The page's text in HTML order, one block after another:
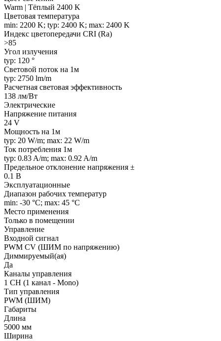
Warm | Тёплый 2400 K
Цветовая температура
min: 2200 K; typ: 2400 K; max: 2400 K
Индекс цветопередачи CRI (Ra)
>85
Угол излучения
typ: 120 °
Световой поток на 1м
typ: 2750 lm/m
Расчетная световая эффективность
138 лм/Вт
Электрические
Напряжение питания
24 V
Мощность на 1м
typ: 20 W/m; max: 22 W/m
Ток потребления 1м
typ: 0.83 A/m; max: 0.92 A/m
Предельное отклонение напряжения ±
0.1 В
Эксплуатационные
Диапазон рабочих температур
min: -30 °C; max: 45 °C
Место применения
Только в помещении
Управление
Входной сигнал
PWM СV (ШИМ по напряжению)
Диммируемый(ая)
Да
Каналы управления
1 CH (1 канал - Mono)
Тип управления
PWM (ШИМ)
Габариты
Длина
5000 мм
Ширина